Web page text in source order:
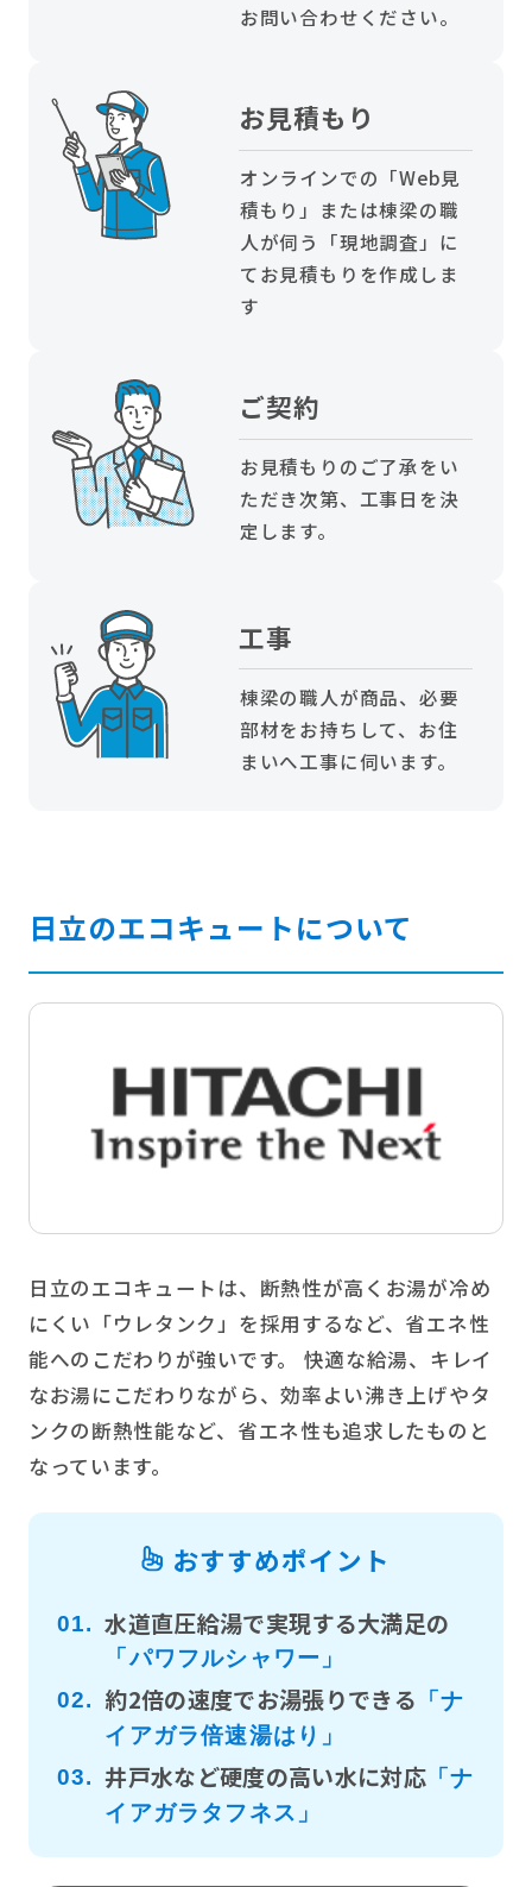
お問い合わせください。
お見積もり
オンラインでの「Web見
積もり」または棟梁の職
人が伺う「現地調査」に
てお見積もりを作成しま
す
ご契約
お見積もりのご了承をい
ただき次第、工事日を決
定します。
工事
棟梁の職人が商品、必要
部材をお持ちして、お住
まいへ工事に伺います。
日立のエコキュートについて
日立のエコキュートは、断熱性が高くお湯が冷め
にくい「ウレタンク」を採用するなど、省エネ性
能へのこだわりが強いです。 快適な給湯、キレイ
なお湯にこだわりながら、効率よい沸き上げやタ
ンクの断熱性能など、省エネ性も追求したものと
なっています。
おすすめポイント
01. 水道直圧給湯で実現する大満足の
「パワフルシャワー」
02.
約2倍の速度でお湯張りできる 「ナ
イアガラ倍速湯はり」
03. 井戸水など硬度の高い水に対応「ナ
イアガラタフネス」